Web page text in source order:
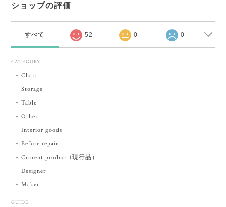
ショップの評価
すべて 52 0 0
CATEGORY
Chair
Storage
Table
Other
Interior goods
Before repair
Current product (現行品）
Designer
Maker
GUIDE